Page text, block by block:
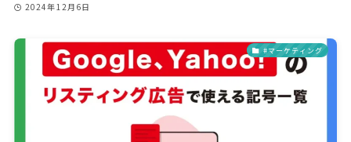
2024年12月6日
#マーケティング